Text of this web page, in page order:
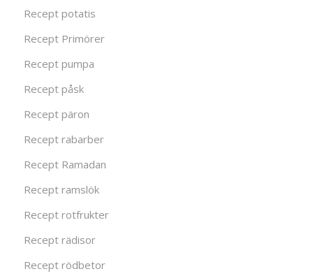
Recept potatis
Recept Primörer
Recept pumpa
Recept påsk
Recept päron
Recept rabarber
Recept Ramadan
Recept ramslök
Recept rotfrukter
Recept rädisor
Recept rödbetor